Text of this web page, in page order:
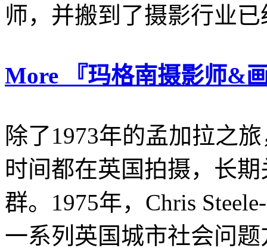
师，并搬到了摄影行业
More 『玛格南摄影师&
除了1973年的孟加拉之
时间都在英国拍摄，长
群。1975年，Chris
一系列英国城市社会问